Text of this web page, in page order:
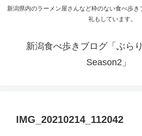
新潟県内のラーメン屋さんなど枠のない食べ歩
礼もしています。
新潟食べ歩きブログ「ぶら
Season2」
IMG_20210214_112042